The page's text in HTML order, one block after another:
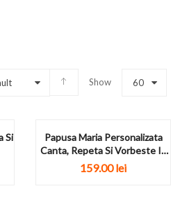
Show 60
Si
Papusa Maria Personalizata
Canta, Repeta Si Vorbeste In
Romana...
159.00lei